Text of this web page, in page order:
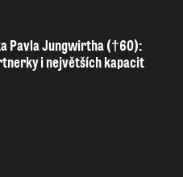
Pavla Jungwirtha (†60):
i největších kapacit